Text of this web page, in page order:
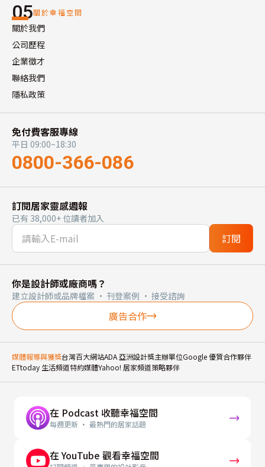
05關於幸福空間
關於我們
公司歷程
企業徵才
聯絡我們
隱私政策
免付費客服專線
平日 09:00~18:30
0800-366-086
訂閱居家靈感週報
已有 38,000+ 位讀者加入
訂閱
你是設計師或廠商嗎？
建立設計師或品牌檔案 · 刊登案例 · 接受諮詢
廣告合作
媒體報導與獲獎台灣百大網站ADA 亞洲設計獎主辦單位Google 優質合作夥伴
ETtoday 生活頻道特約媒體Yahoo! 居家頻道策略夥伴
在 Podcast 收聽幸福空間
每週更新 · 最熱門的居家話題
在 YouTube 觀看幸福空間